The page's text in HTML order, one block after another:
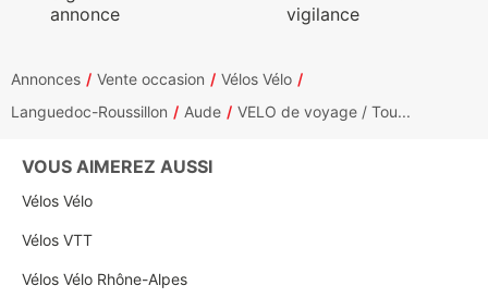
annonce
vigilance
Annonces Vente occasion
Vélos Vélo
Languedoc-Roussillon
Aude VELO de voyage / Tou...
VOUS AIMEREZ AUSSI
Vélos Vélo
Vélos VTT
Vélos Vélo Rhône-Alpes